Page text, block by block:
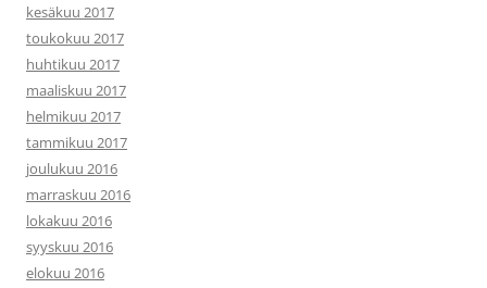
kesäkuu 2017
toukokuu 2017
huhtikuu 2017
maaliskuu 2017
helmikuu 2017
tammikuu 2017
joulukuu 2016
marraskuu 2016
lokakuu 2016
syyskuu 2016
elokuu 2016